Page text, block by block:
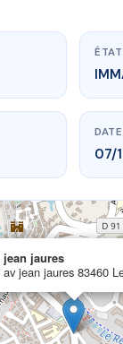
Arcs
ÉTAT
07/
jean jaures
av jean jaures 83460